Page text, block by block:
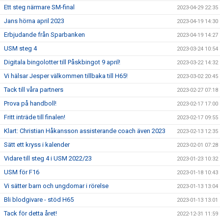
Ett steg närmare SM-final 2023-04-29 22:35
Jans hörna april 2023 2023-04-19 14:30
Erbjudande från Sparbanken 2023-04-19 14:27
USM steg 4 2023-03-24 10:54
Digitala bingolotter till Påskbingot 9 april! 2023-03-22 14:32
Vi hälsar Jesper välkommen tillbaka till H65! 2023-03-02 20:45
Tack till våra partners 2023-02-27 07:18
Prova på handboll! 2023-02-17 17:00
Fritt inträde till finalen! 2023-02-17 09:55
Klart: Christian Håkansson assisterande coach även 2023 2023-02-13 12:35
Sätt ett kryss i kalender 2023-02-01 07:28
Vidare till steg 4 i USM 2022/23 2023-01-23 10:32
USM för F16 2023-01-18 10:43
Vi sätter barn och ungdomar i rörelse 2023-01-13 13:04
Bli blodgivare - stöd H65 2023-01-13 13:01
Tack för detta året! 2022-12-31 11:59